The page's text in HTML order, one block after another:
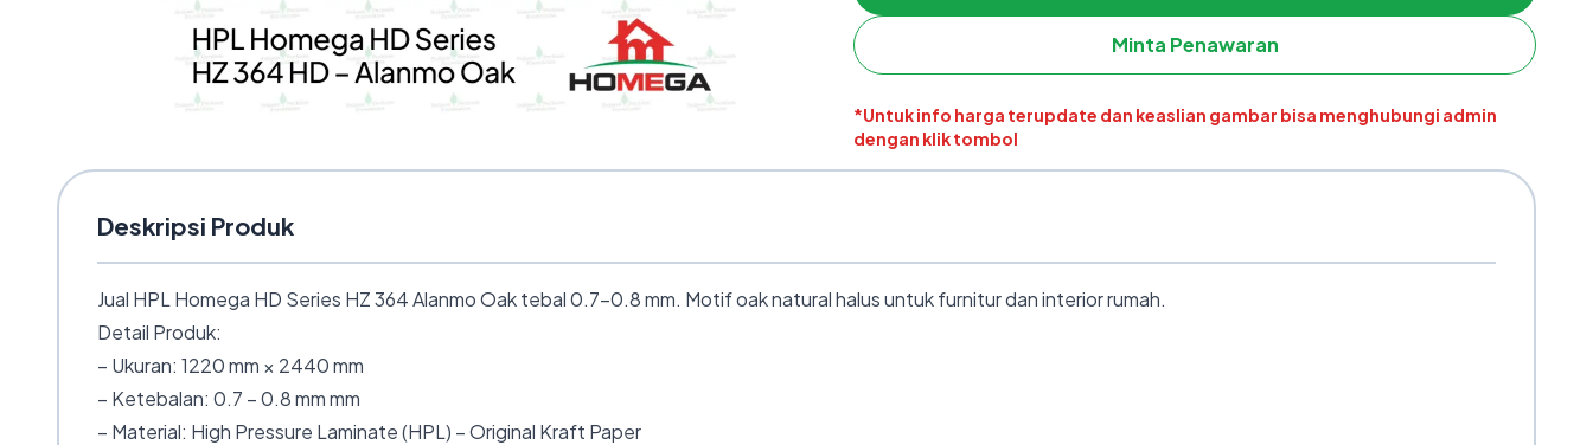
Minta Penawaran
*Untuk info harga terupdate dan keaslian gambar bisa menghubungi admin
dengan klik tombol
Deskripsi Produk
Jual HPL Homega HD Series HZ 364 Alanmo Oak tebal 0.7–0.8 mm. Motif oak natural halus untuk furnitur dan interior rumah.
Detail Produk:
– Ukuran: 1220 mm × 2440 mm
– Ketebalan: 0.7 – 0.8 mm mm
– Material: High Pressure Laminate (HPL) – Original Kraft Paper